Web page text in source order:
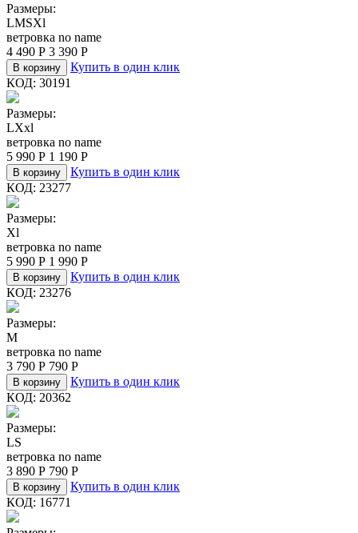
Размеры:
LMSXl
ветровка no name
4 490 Р 3 390 Р
В корзину
Купить в один клик
КОД: 30191
Размеры:
LXxl
ветровка no name
5 990 Р 1 190 Р
В корзину
Купить в один клик
КОД: 23277
Размеры:
Xl
ветровка no name
5 990 Р 1 990 Р
В корзину
Купить в один клик
КОД: 23276
Размеры:
M
ветровка no name
3 790 Р 790 Р
В корзину
Купить в один клик
КОД: 20362
Размеры:
LS
ветровка no name
3 890 Р 790 Р
В корзину
Купить в один клик
КОД: 16771